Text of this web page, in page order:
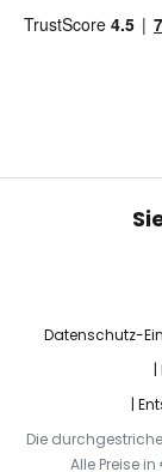
Datenschutz-
Die
Alle Preise